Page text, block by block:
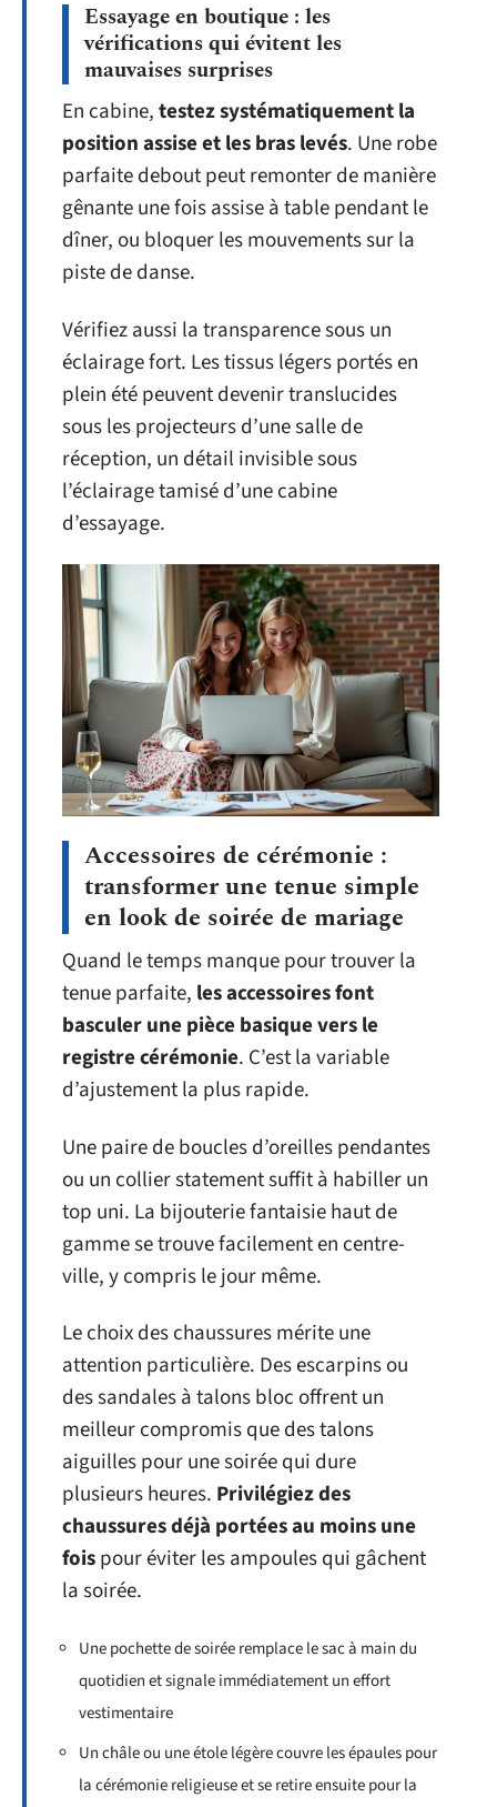
Essayage en boutique : les
vérifications qui évitent les
mauvaises surprises
En cabine,testez systématiquement la
position assise et les bras levés. Une robe
parfaite debout peut remonter de manière
gênante une fois assise à table pendant le
dîner, ou bloquer les mouvements sur la
piste de danse.
Vérifiez aussi la transparence sous un
éclairage fort. Les tissus légers portés en
plein été peuvent devenir translucides
sous les projecteurs d’une salle de
réception, un détail invisible sous
l’éclairage tamisé d’une cabine
d’essayage.
Accessoires de cérémonie :
transformer une tenue simple
en look de soirée de mariage
Quand le temps manque pour trouver la
tenue parfaite, les accessoires font
basculer une pièce basique vers le
registre cérémonie. C’est la variable
d’ajustement la plus rapide.
Une paire de boucles d’oreilles pendantes
ou un collier statement suffit à habiller un
top uni. La bijouterie fantaisie haut de
gamme se trouve facilement en centre-
ville, y compris le jour même.
Le choix des chaussures mérite une
attention particulière. Des escarpins ou
des sandales à talons bloc offrent un
meilleur compromis que des talons
aiguilles pour une soirée qui dure
plusieurs heures. Privilégiez des
chaussures déjà portées au moins une
foispour éviter les ampoules qui gâchent
la soirée.
Une pochette de soirée remplace le sac à main du
quotidien et signale immédiatement un effort
vestimentaire
Un châle ou une étole légère couvre les épaules pour
la cérémonie religieuse et se retire ensuite pour la